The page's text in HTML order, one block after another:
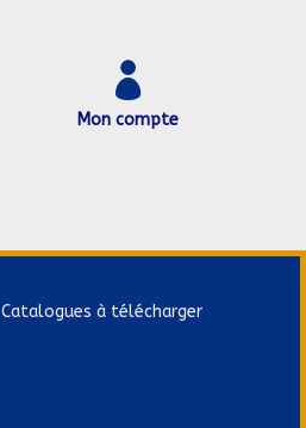

Mon compte
Catalogues à télécharger